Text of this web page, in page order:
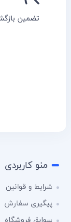
تضمین
منو کاربردی
شرایط و قوانین
پیگیری سفارش